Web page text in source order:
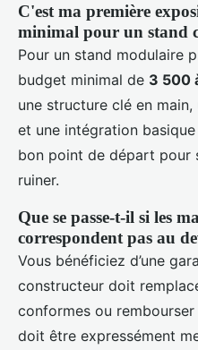
C'est ma première
minimal pour un stand
Pour un stand modulaire
budget minimal de 3 500
une structure clé en
et une intégration
bon point de départ pour
ruiner.
Que se passe-t-il si les
correspondent pas au
Vous bénéficiez d’une
constructeur doit
conformes ou
doit être expressément